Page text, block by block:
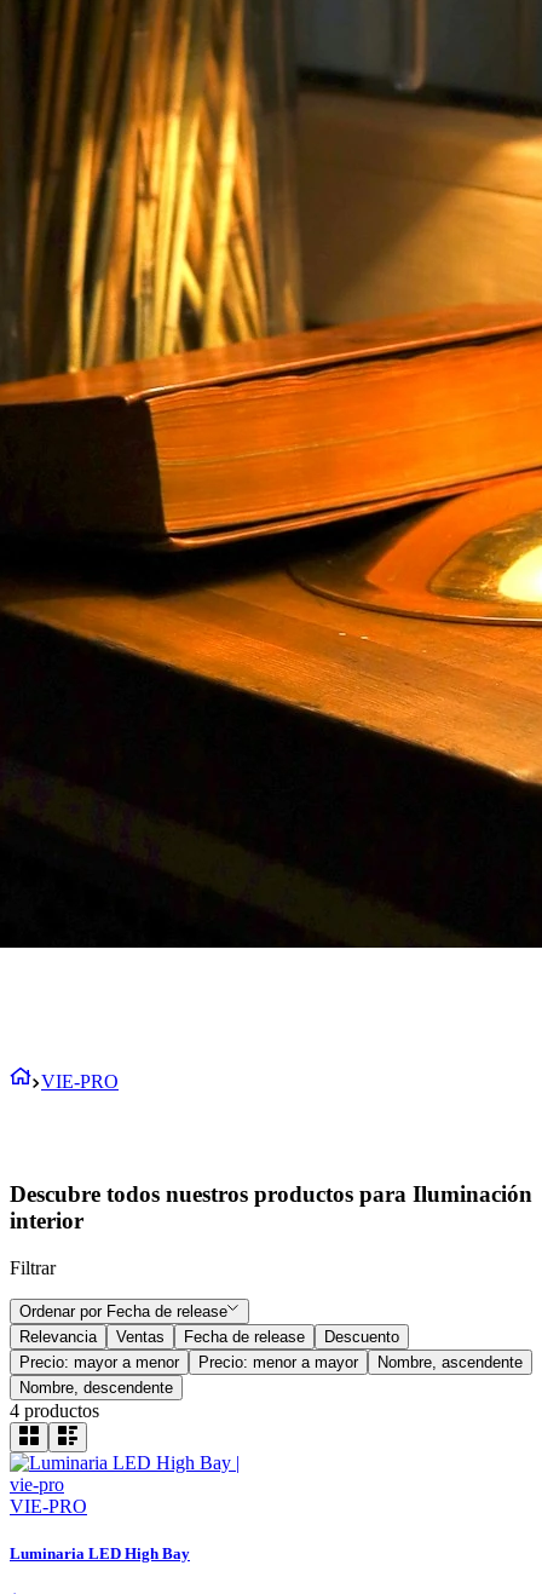
VIE-PRO
Descubre todos nuestros productos para Iluminación
interior
Filtrar
Ordenar por Fecha de release
Relevancia
Ventas Fecha de release
Descuento
Precio: mayor a menor
Precio: menor a mayor
Nombre, ascendente
Nombre, descendente
4 productos
VIE-PRO
Luminaria LED High Bay